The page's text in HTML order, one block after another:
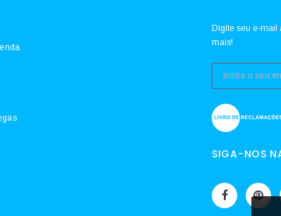
Digite seu e-mail
mais!
SIGA-NOS